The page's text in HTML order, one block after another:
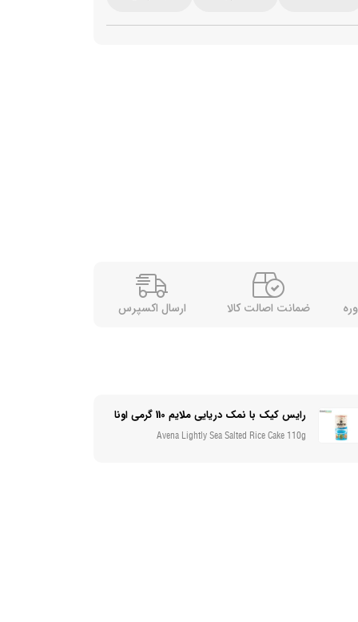
ضمانت اصالت کالا ارسال اکسپرس
رایس کیک با نمک دریایی ملایم 110 گرمی اونا
Avena Lightly Sea Salted Rice Cake 110g